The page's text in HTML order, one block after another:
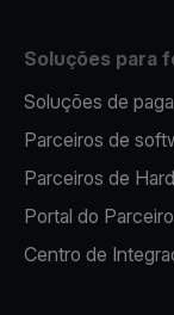
Soluções para
Soluções de
Parceiros de
Parceiros de
Portal do Parceiro
Centro de